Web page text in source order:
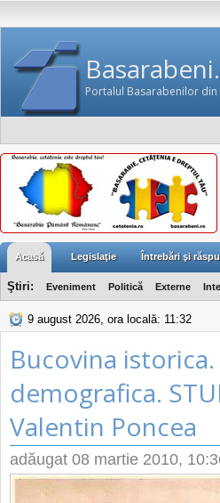
Portalul Basarabenilor din
Acasă Legislaţie Întrebări şi
Ştiri: Eveniment Politică Externe
9 august 2026, ora locală: 11:32
Bucovina
demografica.
Valentin Poncea
adăugat 08 martie 2010,